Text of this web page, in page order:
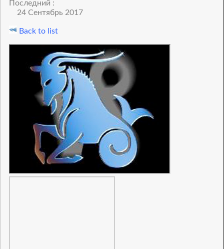
Последний :
24 Сентябрь 2017
Back to list